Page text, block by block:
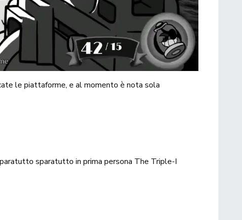
le piattaforme, e al momento è nota sola
sparatutto in prima persona The Triple-I